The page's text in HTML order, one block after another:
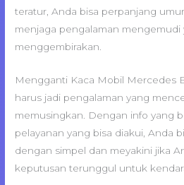
teratur, Anda bisa perpanjang
menjaga pengalaman mengemudi
menggembirakan.
Mengganti Kaca Mobil Mercedes
harus jadi pengalaman yang
memusingkan. Dengan info yang
pelayanan yang bisa diakui, Anda
dengan simpel dan meyakini jika
keputusan terunggul untuk